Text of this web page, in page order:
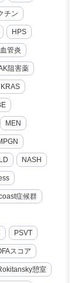
チン
HPS
管炎
阻害薬
KRAS
MEN
NASH
症候群
PSVT
スコア
憩室